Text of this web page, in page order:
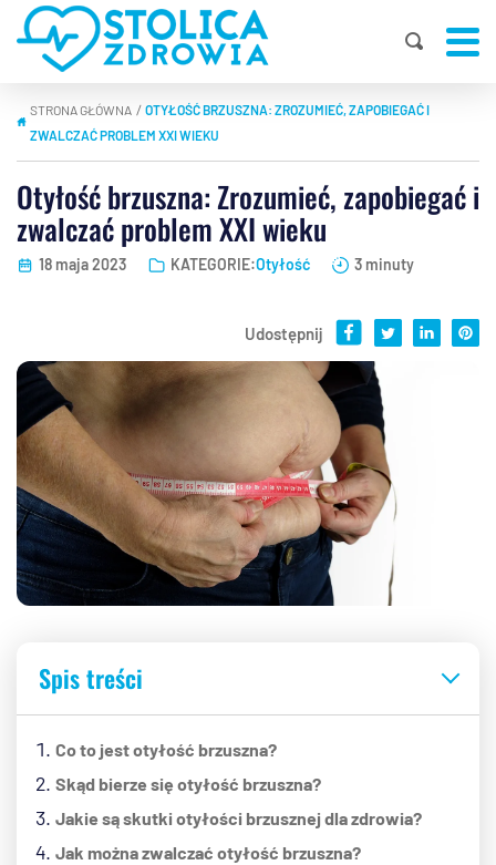
STRONA GŁÓWNA | OTYŁOŚĆ BRZUSZNA: ZROZUMIEĆ, ZAPOBIEGAĆ I
ZWALCZAĆ PROBLEM XXI WIEKU
Otyłość brzuszna: Zrozumieć, zapobiegać i
zwalczać problem XXI wieku
18 maja 2023 KATEGORIE:Otyłość 3 minuty
Udostępnij
Spis treści
Co to jest otyłość brzuszna?
Skąd bierze się otyłość brzuszna?
Jakie są skutki otyłości brzusznej dla zdrowia?
Jak można zwalczać otyłość brzuszna?